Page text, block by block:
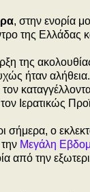
, στην ενορία
της Ελλάδας
της
ήταν
Ιερατικώς
σήμερα, ο
Μεγάλη
από την